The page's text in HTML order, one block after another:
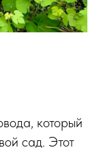
который
сад. Этот